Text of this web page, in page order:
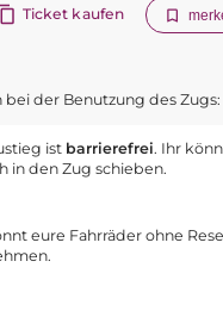
Ticket kaufen
bei der Benutzung des Zugs:
ist barrierefrei. Ihr
in den Zug schieben.
eure Fahrräder ohne